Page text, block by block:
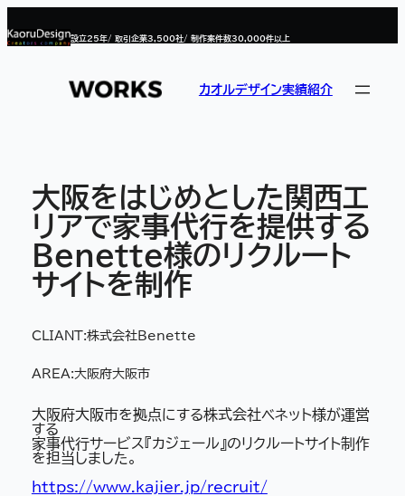
容
を
設立25年/ 取引企業3,500社/ 制作案件数30,000件以上
カオルデザイン実績紹介
大阪をはじめとした関西エ
リアで家事代行を提供する
Benette様のリクルート
サイトを制作
CLIANT:株式会社Benette
AREA:大阪府大阪市
大阪府大阪市を拠点にする株式会社ベネット様が運営
する
家事代行サービス『カジェール』のリクルートサイト制作
を担当しました。
https://www.kajier.jp/recruit/